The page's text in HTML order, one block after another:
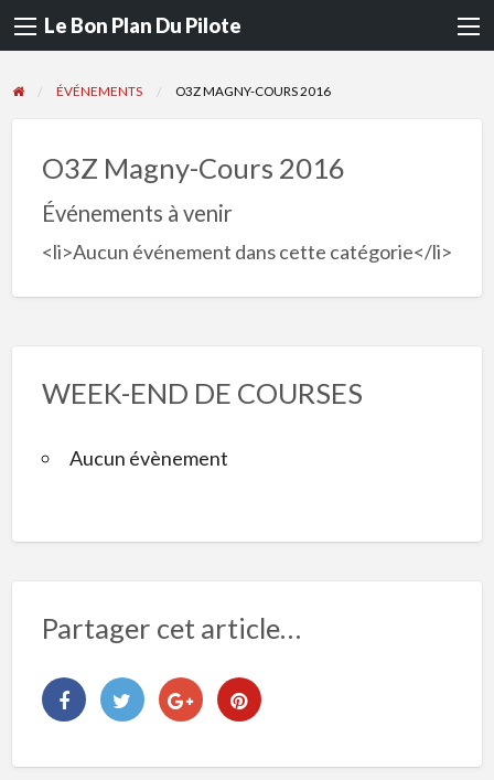
Le Bon Plan Du Pilote
ÉVÉNEMENTS O3Z MAGNY-COURS 2016
O3Z Magny-Cours 2016
Événements à venir
<li>Aucun événement dans cette catégorie</li>
WEEK-END DE COURSES
Aucun évènement
Partager cet article…